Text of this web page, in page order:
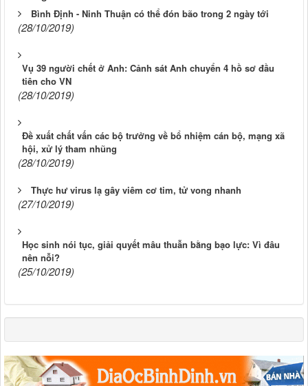
Bình Định - Ninh Thuận có thể đón bão trong 2 ngày tới
(28/10/2019)
Vụ 39 người chết ở Anh: Cảnh sát Anh chuyển 4 hồ sơ đầu
tiên cho VN
(28/10/2019)
Đề xuất chất vấn các bộ trưởng về bổ nhiệm cán bộ, mạng xã
hội, xử lý tham nhũng
(28/10/2019)
Thực hư virus lạ gây viêm cơ tim, tử vong nhanh
(27/10/2019)
Học sinh nói tục, giải quyết mâu thuẫn bằng bạo lực: Vì đâu
nên nỗi?
(25/10/2019)